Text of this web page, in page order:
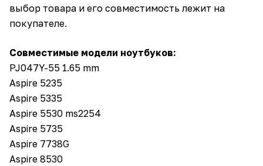
выбор товара и его совместимость лежит на
покупателе.
Совместимые модели ноутбуков:
PJ047Y-55 1.65 mm
Aspire 5235
Aspire 5335
Aspire 5530 ms2254
Aspire 5735
Aspire 7738G
Aspire 8530